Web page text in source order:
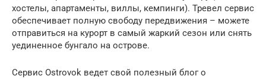
хостелы, апартаменты, виллы, кемпинги). Тревел сервис
обеспечивает полную свободу передвижения – можете
отправиться на курорт в самый жаркий сезон или снять
уединенное бунгало на острове.
Сервис Ostrovok ведет свой полезный блог о